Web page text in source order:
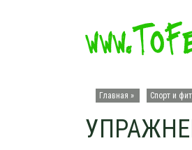
Главная » Спорт и